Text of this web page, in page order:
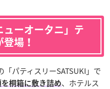
ューオータニ」テ
場！
パティスリーSATSUKI」で
桐箱に敷き詰め、ホテルス